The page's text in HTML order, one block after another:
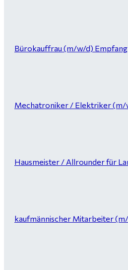
Bürokauffrau (m/w/d)
Mechatroniker / Elektriker (m/
Hausmeister / Allrounder für
kaufmännischer Mitarbeiter